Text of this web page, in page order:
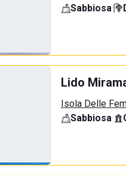
Sabbiosa·
Lido
Isola Delle
Sabbiosa·